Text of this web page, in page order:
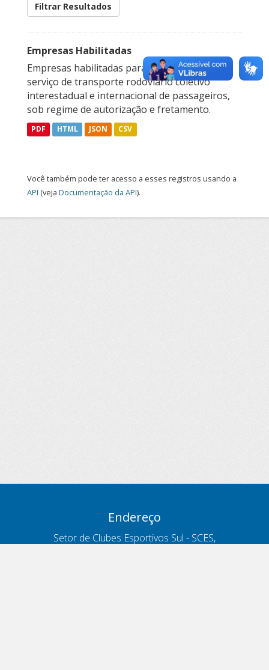
Filtrar Resultados
Empresas Habilitadas
Empresas habilitadas para a prestação do
serviço de transporte rodoviário coletivo
interestadual e internacional de passageiros,
sob regime de autorização e fretamento.
PDF HTML JSON CSV
Você também pode ter acesso a esses registros usando a
API (veja Documentação da API).
Endereço
Setor de Clubes Esportivos Sul - SCES,